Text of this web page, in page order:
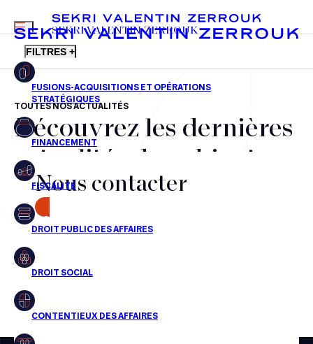
FR EN
MENU
SEKRI VALENTIN ZERROUK
FILTRES +
Fusions-acquisitions et opérations stratégiques
Financement
Fiscalité
Droit public des affaires
Droit social
Droit immobilier
Restructuring
TOUTES NOS ACTUALITÉS
Découvrez les dernières
actualités du cabinet,
nos récompenses et nos
transactions, jour après
jour
Aucun résultats pour cette recherche
Nous contacter